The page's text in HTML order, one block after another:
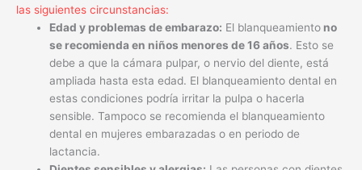
las siguientes circunstancias:
Edad y problemas de embarazo: El blanqueamiento no
se recomienda en niños menores de 16 años. Esto se
debe a que la cámara pulpar, o nervio del diente, está
ampliada hasta esta edad. El blanqueamiento dental en
estas condiciones podría irritar la pulpa o hacerla
sensible. Tampoco se recomienda el blanqueamiento
dental en mujeres embarazadas o en periodo de
lactancia.